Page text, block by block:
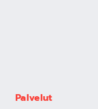
Palvelut